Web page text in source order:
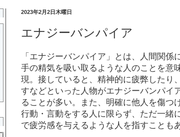
2023年2月2日木曜日
エナジーバンパイア
「エナジーバンパイア」とは、人間関係
手の精気を吸い取るような人のことを意
現。接していると、精神的に疲弊したり
すなどといった人物がエナジーバンパイ
ることが多い。また、明確に他人を傷つ
行動・言動をする人に限らず、ただ一緒
で疲労感を与えるような人を指すことも